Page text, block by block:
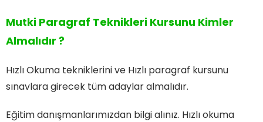
Mutki Paragraf Teknikleri Kursunu Kimler
Almalıdır ?
Hızlı Okuma tekniklerini ve Hızlı paragraf kursunu
sınavlara girecek tüm adaylar almalıdır.
Eğitim danışmanlarımızdan bilgi alınız. Hızlı okuma